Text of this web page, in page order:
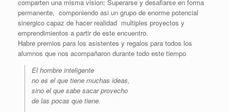
comparten una misma vision: Superarse y desafiarse en forma
permanente, componiendo asi un grupo de enorme potencial
sinergico capaz de hacer realidad multiples proyectos y
emprendimientos a partir de este encuentro.
Habre premios para los asistentes y regalos para todos los
alumnos que nos acompañaron durante todo este tiempo
El hombre inteligente
no es el que tiene muchas ideas,
sino el que sabe sacar provecho
de las pocas que tiene.